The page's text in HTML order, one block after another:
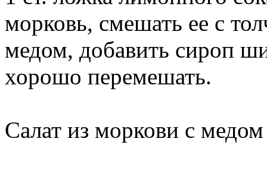
морковь, смешать ее с
медом, добавить сироп
хорошо перемешать.
Салат из моркови с